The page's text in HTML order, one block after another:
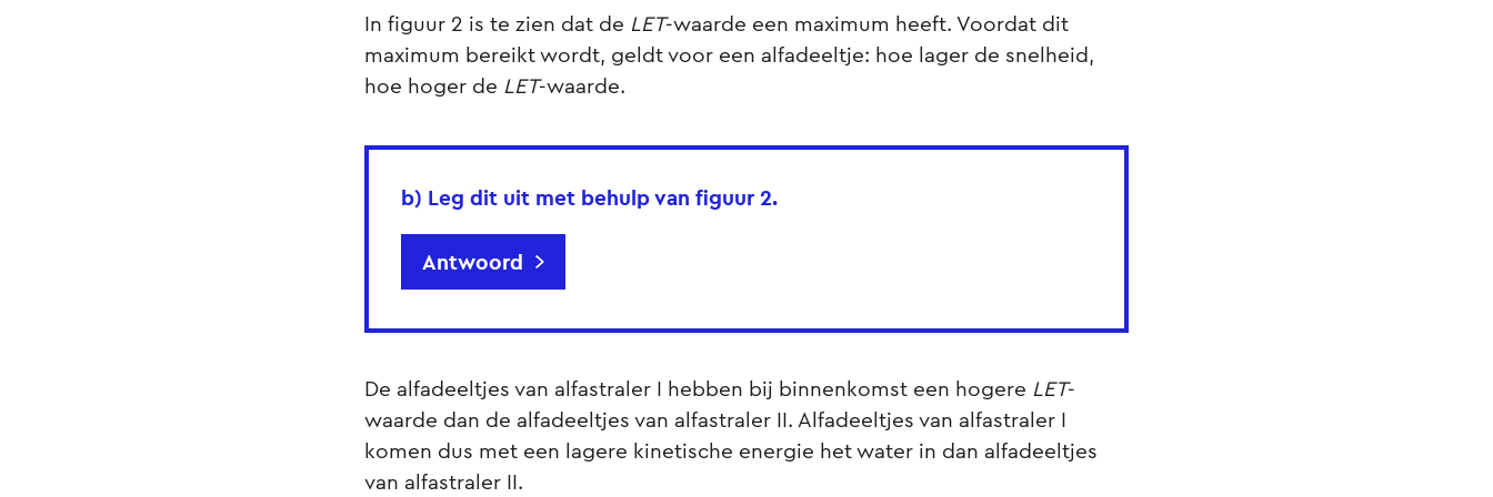
In figuur 2 is te zien dat de LET-waarde een maximum heeft. Voordat dit
maximum bereikt wordt, geldt voor een alfadeeltje: hoe lager de snelheid,
hoe hoger de LET-waarde.
b) Leg dit uit met behulp van figuur 2.
Antwoord
De alfadeeltjes van alfastraler I hebben bij binnenkomst een hogere LET-
waarde dan de alfadeeltjes van alfastraler II. Alfadeeltjes van alfastraler I
komen dus met een lagere kinetische energie het water in dan alfadeeltjes
van alfastraler II.